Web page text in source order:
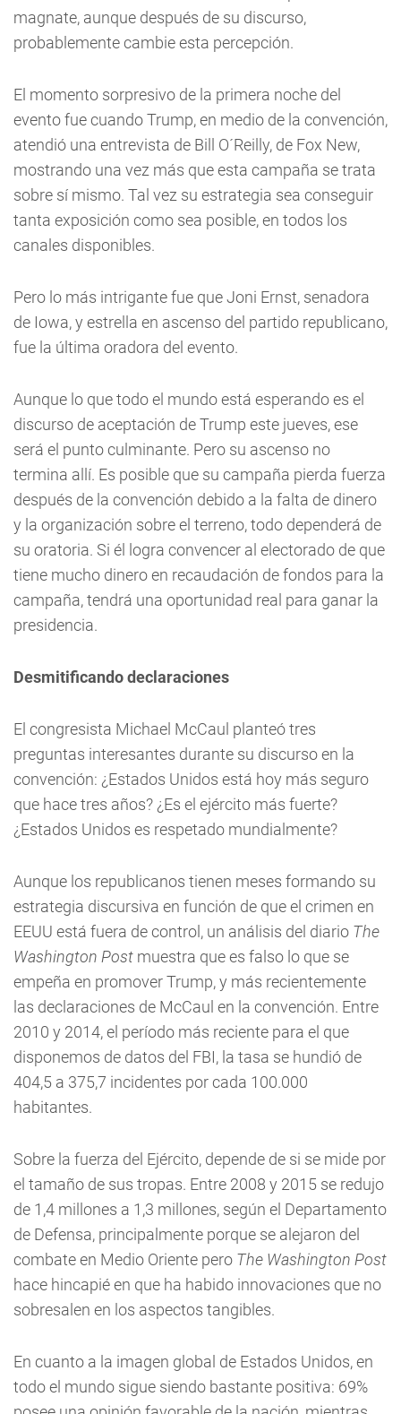
magnate, aunque después de su discurso,
probablemente cambie esta percepción.
El momento sorpresivo de la primera noche del
evento fue cuando Trump, en medio de la convención,
atendió una entrevista de Bill O´Reilly, de Fox New,
mostrando una vez más que esta campaña se trata
sobre sí mismo. Tal vez su estrategia sea conseguir
tanta exposición como sea posible, en todos los
canales disponibles.
Pero lo más intrigante fue que Joni Ernst, senadora
de Iowa, y estrella en ascenso del partido republicano,
fue la última oradora del evento.
Aunque lo que todo el mundo está esperando es el
discurso de aceptación de Trump este jueves, ese
será el punto culminante. Pero su ascenso no
termina allí. Es posible que su campaña pierda fuerza
después de la convención debido a la falta de dinero
y la organización sobre el terreno, todo dependerá de
su oratoria. Si él logra convencer al electorado de que
tiene mucho dinero en recaudación de fondos para la
campaña, tendrá una oportunidad real para ganar la
presidencia.
Desmitificando declaraciones
El congresista Michael McCaul planteó tres
preguntas interesantes durante su discurso en la
convención: ¿Estados Unidos está hoy más seguro
que hace tres años? ¿Es el ejército más fuerte?
¿Estados Unidos es respetado mundialmente?
Aunque los republicanos tienen meses formando su
estrategia discursiva en función de que el crimen en
EEUU está fuera de control, un análisis del diario The
Washington Post muestra que es falso lo que se
empeña en promover Trump, y más recientemente
las declaraciones de McCaul en la convención. Entre
2010 y 2014, el período más reciente para el que
disponemos de datos del FBI, la tasa se hundió de
404,5 a 375,7 incidentes por cada 100.000
habitantes.
Sobre la fuerza del Ejército, depende de si se mide por
el tamaño de sus tropas. Entre 2008 y 2015 se redujo
de 1,4 millones a 1,3 millones, según el Departamento
de Defensa, principalmente porque se alejaron del
combate en Medio Oriente pero The Washington Post
hace hincapié en que ha habido innovaciones que no
sobresalen en los aspectos tangibles.
En cuanto a la imagen global de Estados Unidos, en
todo el mundo sigue siendo bastante positiva: 69%